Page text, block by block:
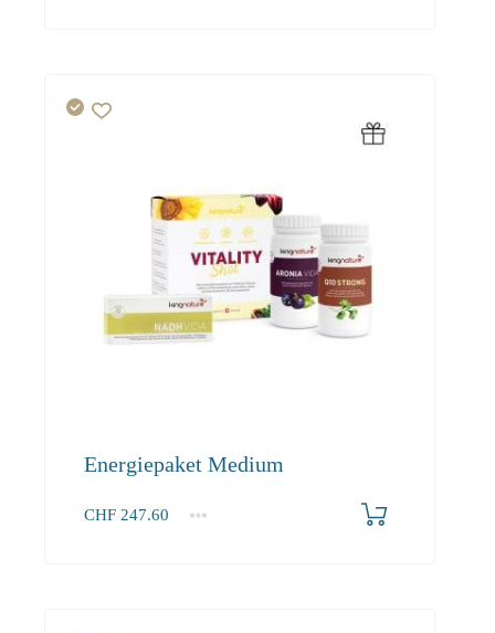
Energiepaket Medium
CHF 247.60
1+